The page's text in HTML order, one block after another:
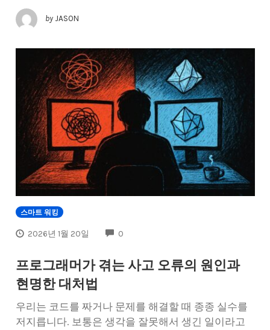
by JASON
스마트 워킹
2026년 1월 20일 0
프로그래머가 겪는 사고 오류의 원인과
현명한 대처법
우리는 코드를 짜거나 문제를 해결할 때 종종 실수를
저지릅니다. 보통은 생각을 잘못해서 생긴 일이라고